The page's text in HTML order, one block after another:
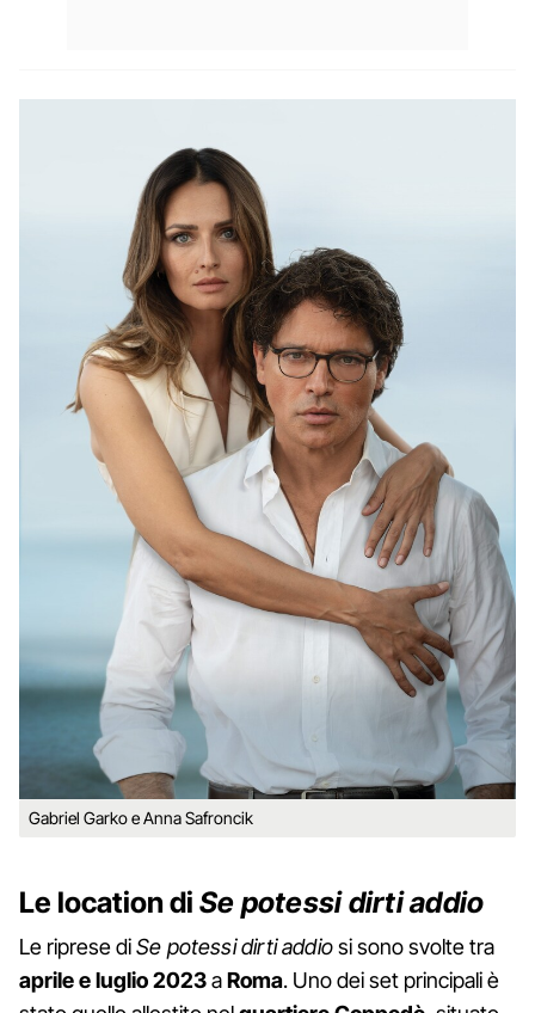
Gabriel Garko e Anna Safroncik
Le location di Se potessi dirti addio
Le riprese diSe potessi dirti addiosi sono svolte tra
aprile e luglio 2023aRoma. Uno dei set principali è